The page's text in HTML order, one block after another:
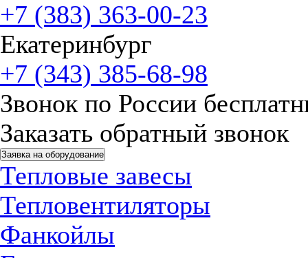
+7 (383) 363-00-23
Екатеринбург
+7 (343) 385-68-98
Звонок по России
Заказать обратный звонок
Заявка на оборудование
Тепловые завесы
Тепловентиляторы
Фанкойлы